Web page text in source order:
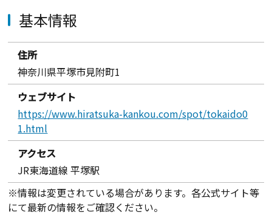
基本情報
住所
神奈川県平塚市見附町1
ウェブサイト
https://www.hiratsuka-kankou.com/spot/tokaido0
1.html
アクセス
JR東海道線 平塚駅
※情報は変更されている場合があります。各公式サイト等
にて最新の情報をご確認ください。